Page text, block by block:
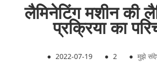
लैमिनेटिंग मशीन की
प्रक्रिया का
● 2022-07-19 ● 2 ● मुझे